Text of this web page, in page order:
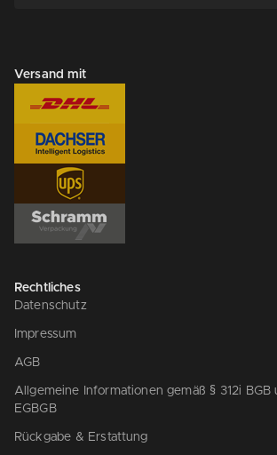
Versand mit
Rechtliches
Datenschutz
Impressum
AGB
Allgemeine Informationen gemäß § 312i
EGBGB
Rückgabe & Erstattung